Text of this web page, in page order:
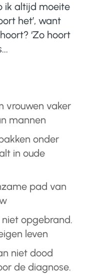
ik altijd moeite
het’, want
‘Zo hoort
vrouwen vaker
mannen
onder
in oude
pad van
opgebrand.
leven
niet dood
de diagnose.